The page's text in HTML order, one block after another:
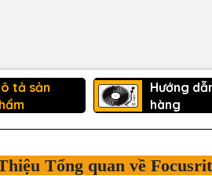
tả sản
Hướng
hàng
Tổng quan về